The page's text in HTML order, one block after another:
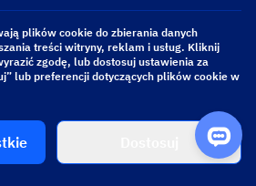
który odróżnia konta na średnim
graczy końcowych w
plików cookie do zbierania danych
treści witryny, reklam i usług. Kliknij
zgodę, lub dostosuj ustawienia za
lub preferencji dotyczących plików cookie w